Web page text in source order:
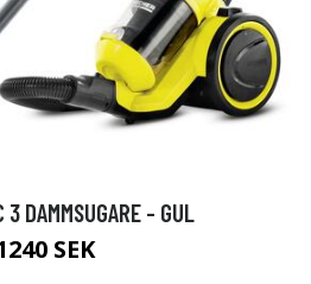
3 DAMMSUGARE - GUL
SEK